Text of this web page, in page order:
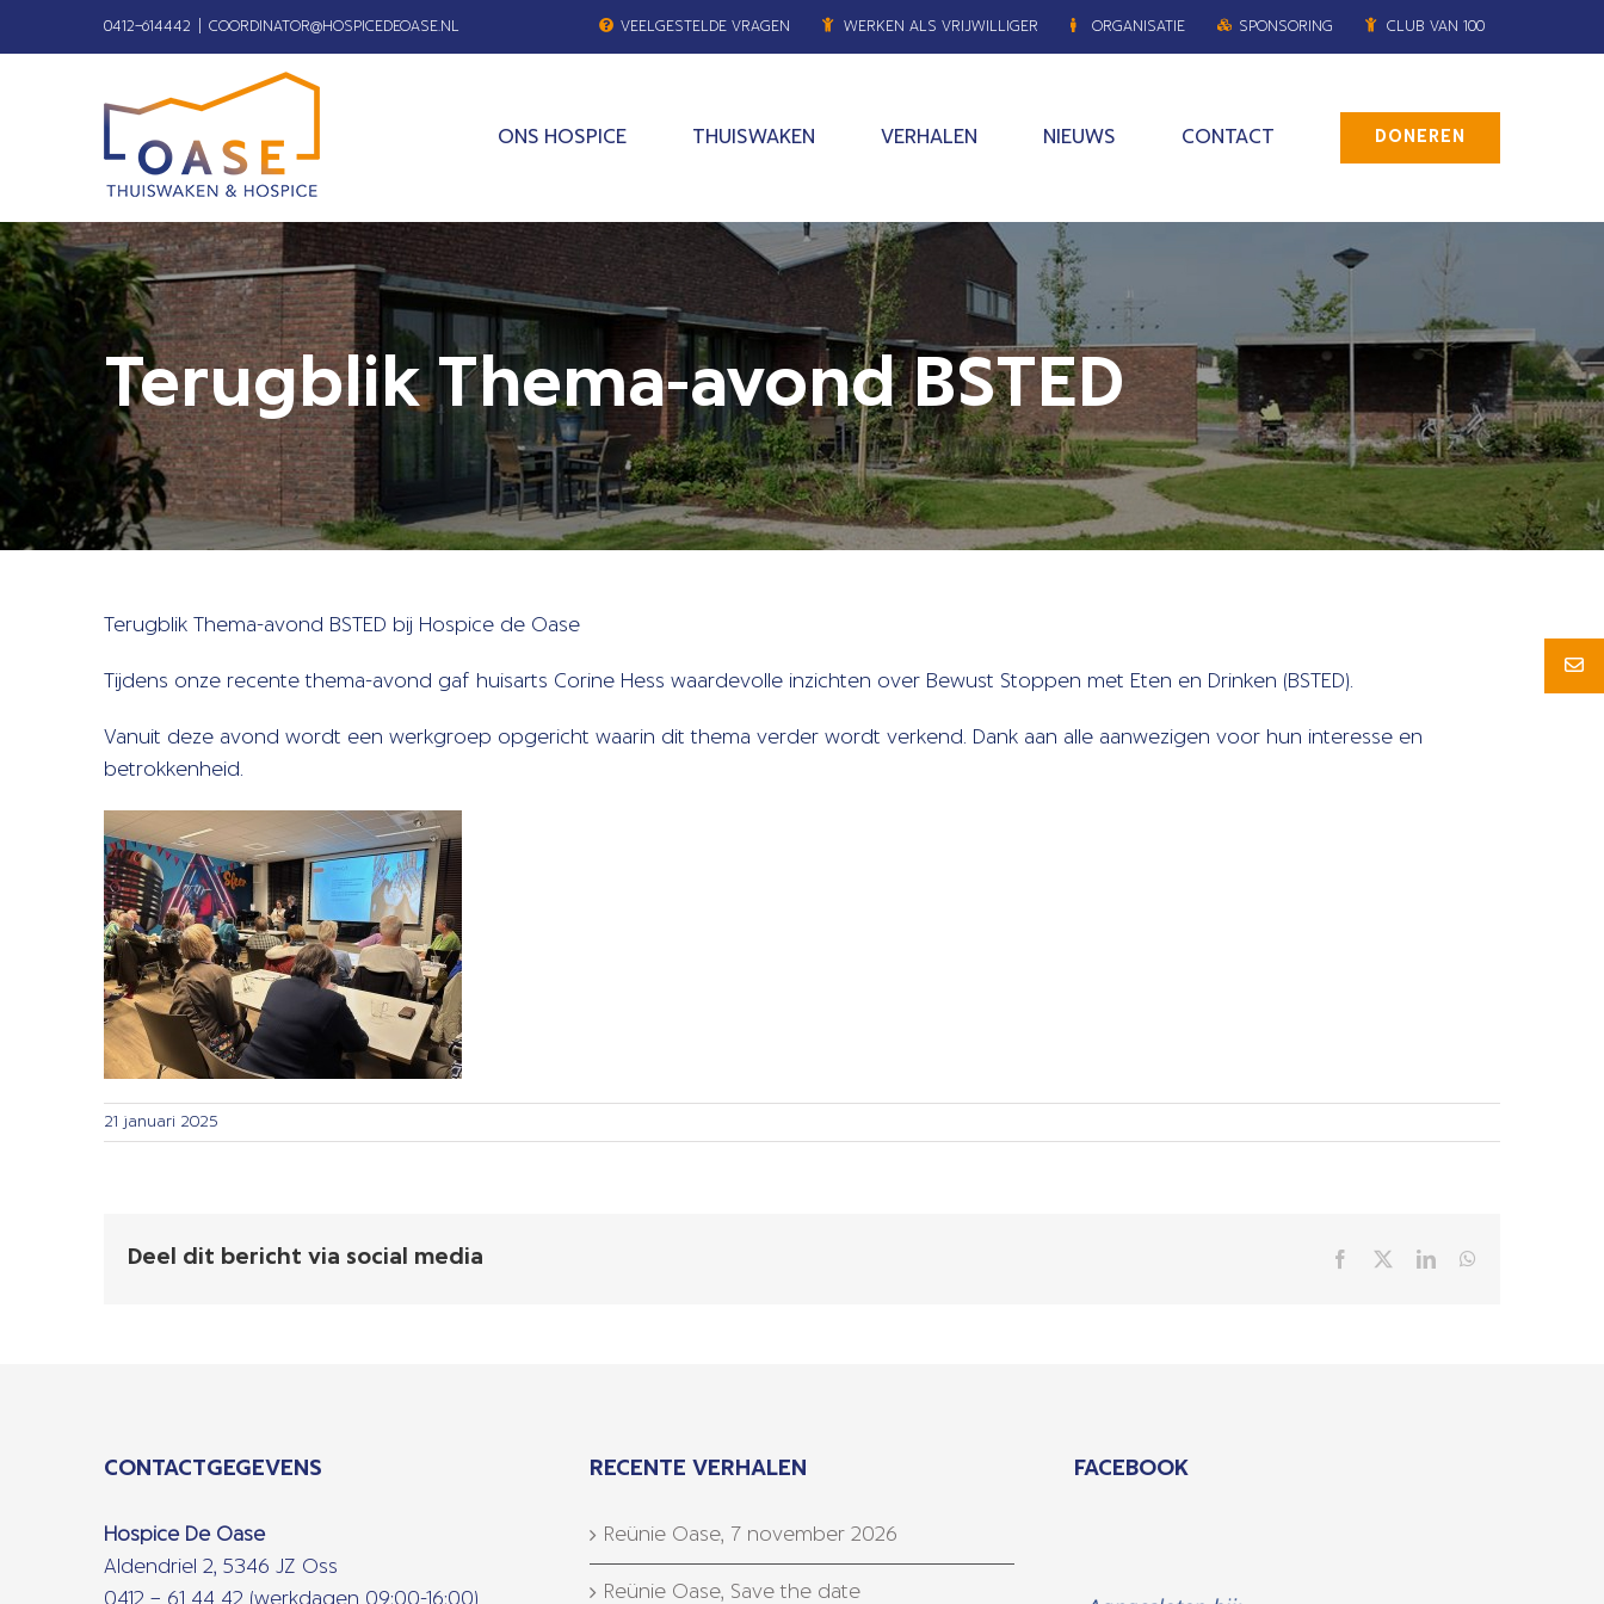
0412–614442 COORDINATOR@HOSPICEDEOASE.NL VEELGESTELDE VRAGEN WERKEN ALS VRIJWILLIGER ORGANISATIE SPONSORING CLUB VAN 100
ONS HOSPICE THUISWAKEN VERHALEN NIEUWS CONTACT DONEREN
Terugblik Thema-avond BSTED
Terugblik Thema-avond BSTED bij Hospice de Oase
Tijdens onze recente thema-avond gaf huisarts Corine Hess waardevolle inzichten over Bewust Stoppen met Eten en Drinken (BSTED).
Vanuit deze avond wordt een werkgroep opgericht waarin dit thema verder wordt verkend. Dank aan alle aanwezigen voor hun interesse en
betrokkenheid.
21 januari 2025
Deel dit bericht via social media Facebook LinkedIn
CONTACTGEGEVENS
Hospice De Oase
Aldendriel 2, 5346 JZ Oss
0412 – 61 44 42 (werkdagen 09:00-16:00)
RECENTE VERHALEN
Reünie Oase, 7 november 2026
Reünie Oase, Save the date
FACEBOOK